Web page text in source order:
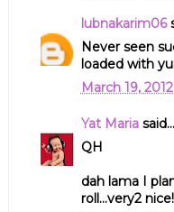
lubnakarim06
Never seen
loaded with
March 19,
Yat Mariasaid...
QH
dah lama I
roll...very2